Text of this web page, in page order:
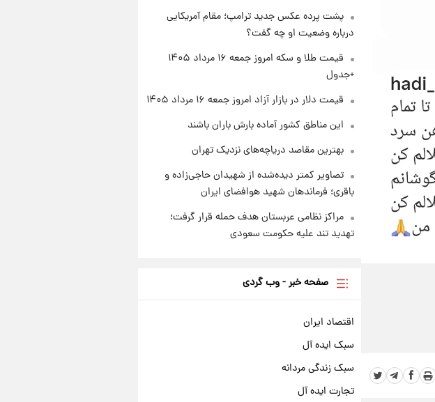
پشت پرده عکس جدید ترامپ؛ مقام آمریکایی
درباره وضعیت او چه گفت؟
قیمت طلا و سکه امروز جمعه ۱۶ مرداد ۱۴۰۵
+جدول
قیمت دلار در بازار آزاد امروز جمعه ۱۶ مرداد ۱۴۰۵
این مناطق کشور آماده بارش باران باشند
بهترین مقاصد دریاچه‌های نزدیک تهران
تصاویر کمتر دیده‌شده از شهیدان حاجی‌زاده و
باقری؛ فرماندهان شهید هوافضای ایران
مراکز نظامی عربستان هدف حمله قرار گرفت؛
تهدید تند علیه حکومت سعودی
صفحه خبر - وب گردی
اقتصاد ایران
سبک ایده آل
سبک زندگی مردانه
تجارت ایده آل